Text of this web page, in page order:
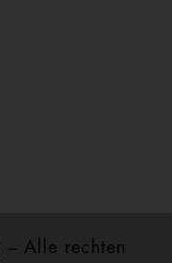
– Alle rechten